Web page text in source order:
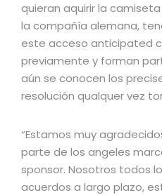
quieran aquirir la
la compañía alemana,
este acceso anticipated
previamente y forman
aún se conocen los
resolución qualquer vez
“Estamos muy
parte de los angeles
sponsor. Nosotros todos
acuerdos a largo plazo,